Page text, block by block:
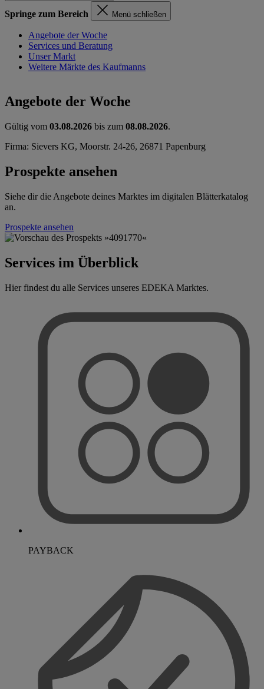
Springe zum Bereich Menü schließen
Angebote der Woche
Services und Beratung
Unser Markt
Weitere Märkte des Kaufmanns
Angebote der Woche
Gültig vom 03.08.2026 bis zum 08.08.2026.
Firma: Sievers KG, Moorstr. 24-26, 26871 Papenburg
Prospekte ansehen
Siehe dir die Angebote deines Marktes im digitalen Blätterkatalog
an.
Prospekte ansehen
Services im Überblick
Hier findest du alle Services unseres EDEKA Marktes.
PAYBACK